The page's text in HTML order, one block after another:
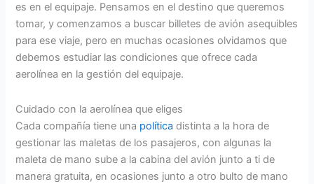
es en el equipaje. Pensamos en el destino que queremos
tomar, y comenzamos a buscar billetes de avión asequibles
para ese viaje, pero en muchas ocasiones olvidamos que
debemos estudiar las condiciones que ofrece cada
aerolínea en la gestión del equipaje.
Cuidado con la aerolínea que eliges
Cada compañía tiene una política distinta a la hora de
gestionar las maletas de los pasajeros, con algunas la
maleta de mano sube a la cabina del avión junto a ti de
manera gratuita, en ocasiones junto a otro bulto de mano